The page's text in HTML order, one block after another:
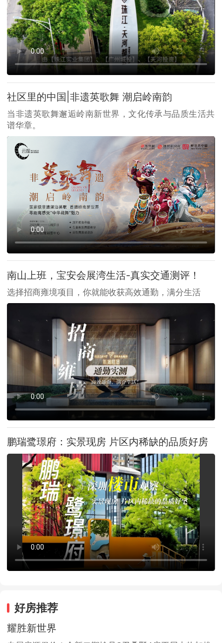
社区里的中国|非遗英歌舞 潮启岭南韵
当非遗英歌舞邂逅岭南新世界，文化传承与品质生活共
谱华章。
南山上班，宝安会展湾生活-真实交通测评！
选择招商雍境项目，你就能收获高效通勤，满分生活
鹏瑞鹭璟府：实景现房 片区内稀缺的品质好房
好房推荐
耀胜新世界